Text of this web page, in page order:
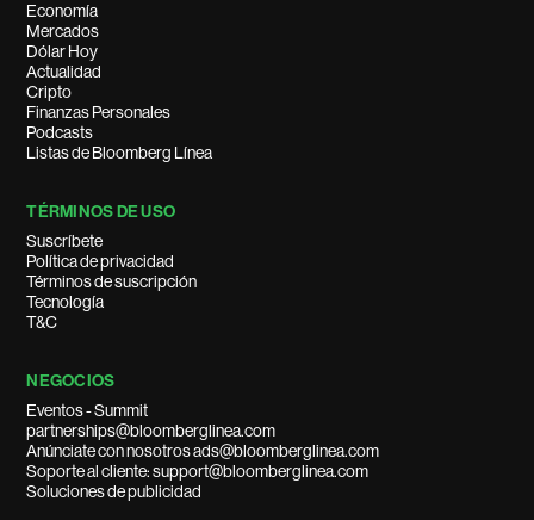
Economía
Mercados
Dólar Hoy
Actualidad
Cripto
Finanzas Personales
Podcasts
Listas de Bloomberg Línea
TÉRMINOS DE USO
Suscríbete
Política de privacidad
Términos de suscripción
Tecnología
T&C
NEGOCIOS
Eventos - Summit
partnerships@bloomberglinea.com
Anúnciate con nosotros ads@bloomberglinea.com
Soporte al cliente: support@bloomberglinea.com
Soluciones de publicidad